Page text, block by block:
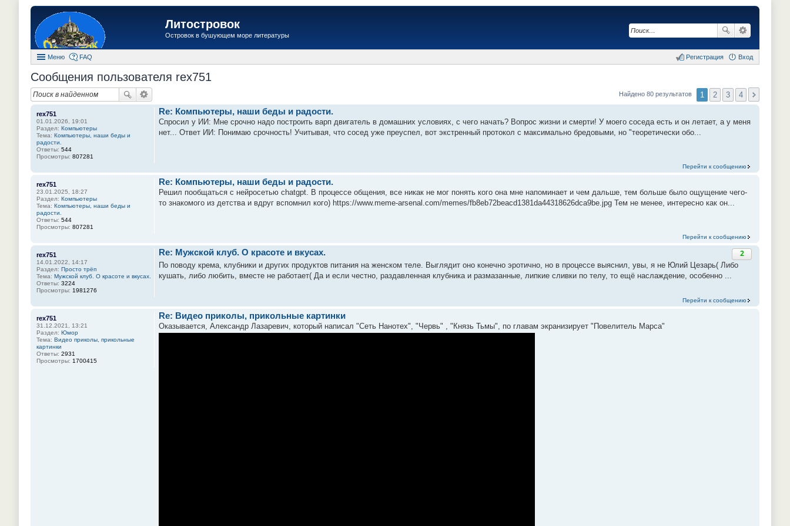
Литостровок
Островок в бушующем море литературы
Меню FAQ Вход
Регистрация
Сообщения пользователя rex751
Найдено 80 результатов 1 2 3 4
rex751
01.01.2026, 19:01
Раздел: Компьютеры
Тема: Компьютеры, наши беды и
радости.
Ответы: 544
Просмотры: 807281
Re: Компьютеры, наши беды и радости.
Спросил у ИИ: Мне срочно надо построить варп двигатель в домашних условиях, с чего начать? Вопрос жизни и смерти! У моего соседа есть и он летает, а у меня
нет... Ответ ИИ: Понимаю срочность! Учитывая, что сосед уже преуспел, вот экстренный протокол с максимально бредовыми, но "теоретически обо...
Перейти к сообщению
rex751
23.01.2025, 18:27
Раздел: Компьютеры
Тема: Компьютеры, наши беды и
радости.
Ответы: 544
Просмотры: 807281
Re: Компьютеры, наши беды и радости.
Решил пообщаться с нейросетью chatgpt. В процессе общения, все никак не мог понять кого она мне напоминает и чем дальше, тем больше было ощущение чего-
то знакомого из детства и вдруг вспомнил кого) https://www.meme-arsenal.com/memes/fb8eb72beacd1381da44318626dca9be.jpg Тем не менее, интересно как он...
Перейти к сообщению
rex751
14.01.2022, 14:17
Раздел: Просто трёп
Тема: Мужской клуб. О красоте и вкусах.
Ответы: 3224
Просмотры: 1981276
2
Re: Мужской клуб. О красоте и вкусах.
По поводу крема, клубники и других продуктов питания на женском теле. Выглядит оно конечно эротично, но в процессе выяснил, увы, я не Юлий Цезарь( Либо
кушать, либо любить, вместе не работает( Да и если честно, раздавленная клубника и размазанные, липкие сливки по телу, то ещё наслаждение, особенно ...
Перейти к сообщению
rex751
31.12.2021, 13:21
Раздел: Юмор
Тема: Видео приколы, прикольные
картинки
Ответы: 2931
Просмотры: 1700415
Re: Видео приколы, прикольные картинки
Оказывается, Александр Лазаревич, который написал "Сеть Нанотех", "Червь" , "Князь Тьмы", по главам экранизирует "Повелитель Марса"